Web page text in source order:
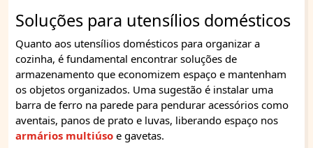
Soluções para utensílios domésticos
Quanto aos utensílios domésticos para organizar a
cozinha, é fundamental encontrar soluções de
armazenamento que economizem espaço e mantenham
os objetos organizados. Uma sugestão é instalar uma
barra de ferro na parede para pendurar acessórios como
aventais, panos de prato e luvas, liberando espaço nos
armários multiúso e gavetas.